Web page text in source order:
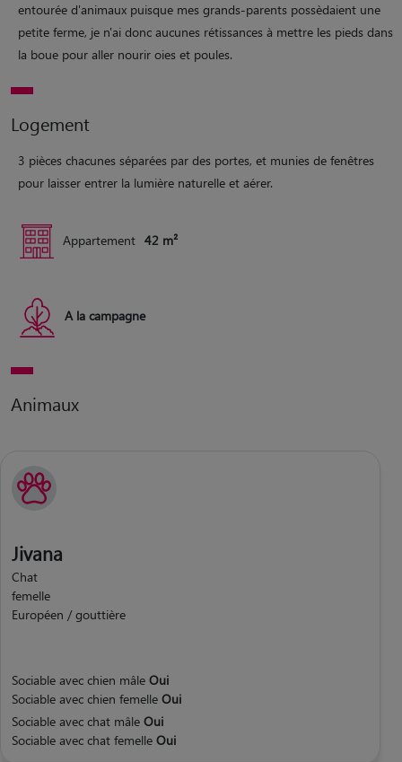
entourée d'animaux puisque mes grands-parents possèdaient une
petite ferme, je n'ai donc aucunes rétissances à mettre les pieds dans
la boue pour aller nourir oies et poules.
Logement
3 pièces chacunes séparées par des portes, et munies de fenêtres
pour laisser entrer la lumière naturelle et aérer.
Appartement 42 m²
A la campagne
Animaux
Jivana
Chat
femelle
Européen / gouttière
Sociable avec chien mâle Oui
Sociable avec chien femelle Oui
Sociable avec chat mâle Oui
Sociable avec chat femelle Oui